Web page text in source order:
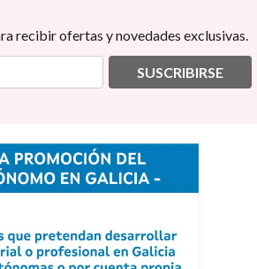
recibir ofertas y novedades exclusivas.
SUSCRIBIRSE